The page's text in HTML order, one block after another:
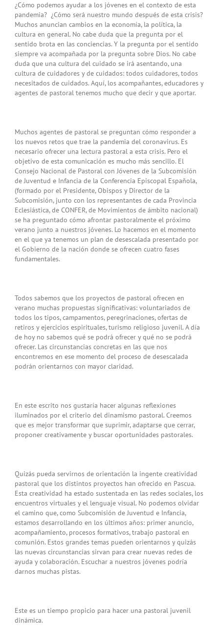
¿Cómo podemos ayudar a los jóvenes en el contexto de esta
pandemia? ¿Cómo será nuestro mundo después de esta crisis?
Muchos anuncian cambios en la economía, la política, la
cultura en general. No cabe duda que la pregunta por el
sentido brota en las conciencias. Y la pregunta por el sentido
siempre va acompañada por la pregunta sobre Dios. No cabe
duda que una cultura del cuidado se irá asentando, una
cultura de cuidadores y de cuidados: todos cuidadores, todos
necesitados de cuidados. Aquí, los acompañantes, educadores y
agentes de pastoral tenemos mucho que decir y que aportar.
Muchos agentes de pastoral se preguntan cómo responder a
los nuevos retos que trae la pandemia del coronavirus. Es
necesario ofrecer una lectura pastoral a esta crisis. Pero el
objetivo de esta comunicación es mucho más sencillo. El
Consejo Nacional de Pastoral con Jóvenes de la Subcomisión
de Juventud e Infancia de la Conferencia Episcopal Española,
(formado por el Presidente, Obispos y Director de la
Subcomisión, junto con los representantes de cada Provincia
Eclesiástica, de CONFER, de Movimientos de ámbito nacional)
se ha preguntado cómo afrontar pastoralmente el próximo
verano junto a nuestros jóvenes. Lo hacemos en el momento
en el que ya tenemos un plan de desescalada presentado por
el Gobierno de la nación donde se ofrecen cuatro fases
fundamentales.
Todos sabemos que los proyectos de pastoral ofrecen en
verano muchas propuestas significativas: voluntariados de
todos los tipos, campamentos, peregrinaciones, ofertas de
retiros y ejercicios espirituales, turismo religioso juvenil. A día
de hoy no sabemos qué se podrá ofrecer y qué no se podrá
ofrecer. Las circunstancias concretas en las que nos
encontremos en ese momento del proceso de desescalada
podrán orientarnos con mayor claridad.
En este escrito nos gustaría hacer algunas reflexiones
iluminados por el criterio del dinamismo pastoral. Creemos
que es mejor transformar que suprimir, adaptarse que cerrar,
proponer creativamente y buscar oportunidades pastorales.
Quizás pueda servirnos de orientación la ingente creatividad
pastoral que los distintos proyectos han ofrecido en Pascua.
Esta creatividad ha estado sustentada en las redes sociales, los
encuentros virtuales y el lenguaje visual. No podemos olvidar
el camino que, como Subcomisión de Juventud e Infancia,
estamos desarrollando en los últimos años: primer anuncio,
acompañamiento, procesos formativos, trabajo pastoral en
comunión. Estos grandes temas pueden orientarnos y quizás
las nuevas circunstancias sirvan para crear nuevas redes de
ayuda y colaboración. Escuchar a nuestros jóvenes podría
darnos muchas pistas.
Este es un tiempo propicio para hacer una pastoral juvenil
dinámica.